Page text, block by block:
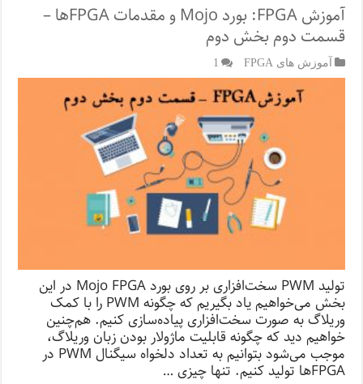
آموزش FPGA: بورد Mojo و مقدمات FPGA‌ها –
قسمت دوم بخش دوم
آموزش های FPGA 1
تولید PWM سخت‌‌افزاری بر روی بورد Mojo FPGA در این
بخش می‌خواهیم یاد بگیریم که چگونه PWM را با کمک
وریلاگ به صورت سخت‌افزاری پیاده‌سازی کنیم. هم‌چنین
خواهیم دید که چگونه قابلیت ماژولار بودن زبان وریلاگ،
موجب می‌شود بتوانیم به تعداد دلخواه سیگنال PWM در
FPGA‌ها تولید کنیم. تنها چیزی …